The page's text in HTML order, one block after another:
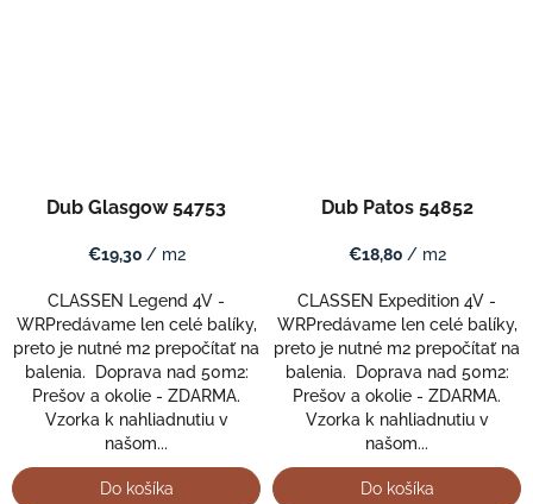
Dub Glasgow 54753
€19,30 / m2
CLASSEN Legend 4V -
WRPredávame len celé balíky,
preto je nutné m2 prepočítať na
balenia. Doprava nad 50m2:
Prešov a okolie - ZDARMA.
Vzorka k nahliadnutiu v
našom...
Do košíka
Dub Patos 54852
€18,80 / m2
CLASSEN Expedition 4V -
WRPredávame len celé balíky,
preto je nutné m2 prepočítať na
balenia. Doprava nad 50m2:
Prešov a okolie - ZDARMA.
Vzorka k nahliadnutiu v
našom...
Do košíka